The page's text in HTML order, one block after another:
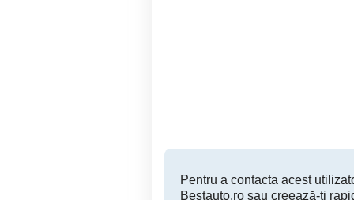
Pentru a contacta acest
Bestauto.ro sau creează-ți